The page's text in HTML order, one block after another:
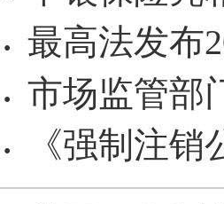
· 最高法发布
· 市场监管部
· 《强制注销